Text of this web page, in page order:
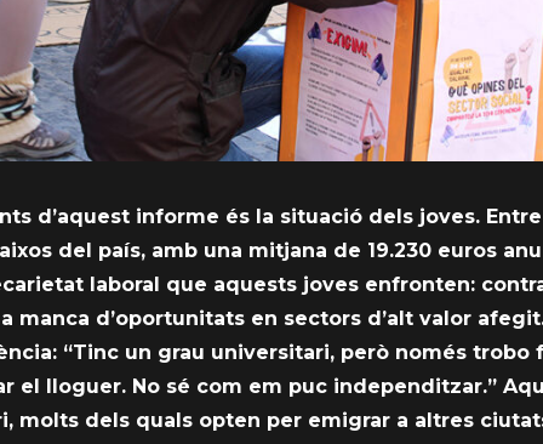
d’aquest informe és la situació dels joves. Entre
del país, amb una mitjana de 19.230 euros
laboral que aquests joves enfronten:
manca d’oportunitats en sectors d’alt valor
“Tinc un grau universitari, però només trobo
el lloguer. No sé com em puc independitzar.”
molts dels quals opten per emigrar a altres